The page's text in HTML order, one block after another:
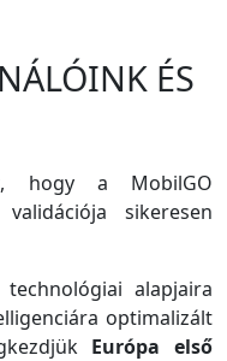
ÉS
hogy a MobilGO
sikeresen
alapjaira
optimalizált
Európa első